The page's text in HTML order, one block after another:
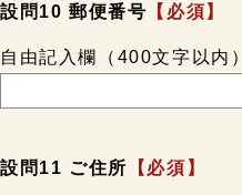
設問10 郵便番号 【必須】
自由記入欄（400文字以内）
設問11 ご住所 【必須】